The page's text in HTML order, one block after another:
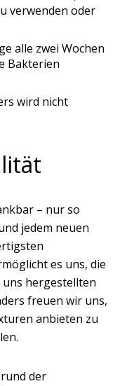
verwenden oder
alle zwei Wochen
Bakterien
wird nicht
– nur so
jedem neuen
es uns, die
uns hergestellten
freuen wir uns,
anbieten zu
der